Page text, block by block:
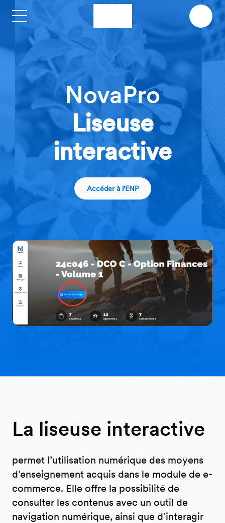
NovaPro
Liseuse
interactive
Accéder à l'ENP
La liseuse interactive
permet l’utilisation numérique des moyens
d’enseignement acquis dans le module de e-
commerce. Elle offre la possibilité de
consulter les contenus avec un outil de
navigation numérique, ainsi que d’interagir